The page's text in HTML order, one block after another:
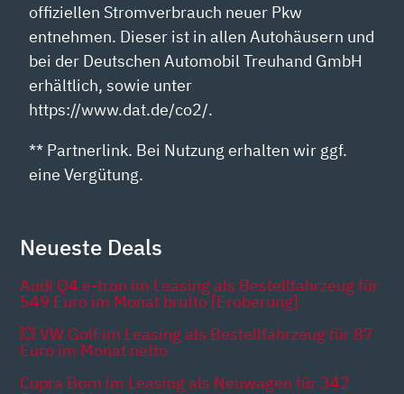
offiziellen Stromverbrauch neuer Pkw
entnehmen. Dieser ist in allen Autohäusern und
bei der Deutschen Automobil Treuhand GmbH
erhältlich, sowie unter
https://www.dat.de/co2/.
** Partnerlink. Bei Nutzung erhalten wir ggf.
eine Vergütung.
Neueste Deals
Audi Q4 e-tron im Leasing als Bestellfahrzeug für
549 Euro im Monat brutto [Eroberung]
💥 VW Golf im Leasing als Bestellfahrzeug für 87
Euro im Monat netto
Cupra Born im Leasing als Neuwagen für 342